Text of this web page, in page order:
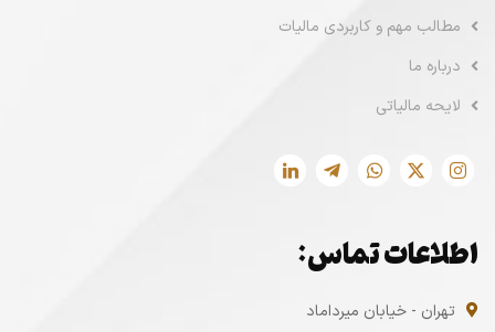
مطالب مهم و کاربردی مالیات
درباره ما
لایحه مالیاتی
اطلاعات تماس:
تهران - خیابان میرداماد